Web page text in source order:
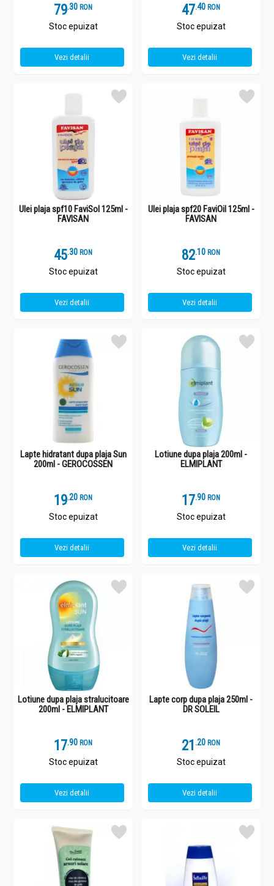
79.3 RON
Stoc epuizat
Vezi detalii
47.4 RON
Stoc epuizat
Vezi detalii
Ulei plaja spf10 FaviSol 125ml -
FAVISAN
45.3 RON
Stoc epuizat
Vezi detalii
Ulei plaja spf20 FaviOil 125ml -
FAVISAN
82.1 RON
Stoc epuizat
Vezi detalii
Lapte hidratant dupa plaja Sun
200ml - GEROCOSSEN
19.2 RON
Stoc epuizat
Vezi detalii
Lotiune dupa plaja 200ml -
ELMIPLANT
17.9 RON
Stoc epuizat
Vezi detalii
Lotiune dupa plaja stralucitoare
200ml - ELMIPLANT
17.9 RON
Stoc epuizat
Vezi detalii
Lapte corp dupa plaja 250ml -
DR SOLEIL
21 .2 RON
Stoc epuizat
Vezi detalii